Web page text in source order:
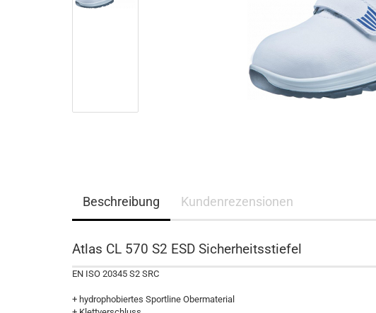
Beschreibung Kundenrezensionen
Atlas CL 570 S2 ESD Sicherheitsstiefel
EN ISO 20345 S2 SRC
+ hydrophobiertes Sportline Obermaterial